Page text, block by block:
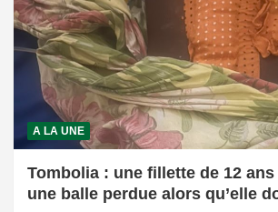
A LA UNE
Tombolia : une fillette de 12
une balle perdue alors qu’elle